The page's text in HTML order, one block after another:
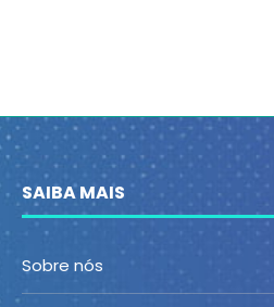
SAIBA MAIS
Sobre nós